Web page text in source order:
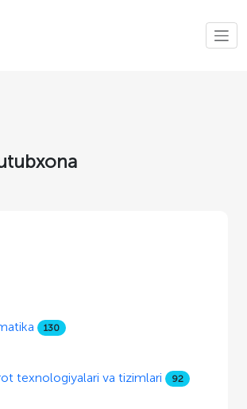
130
texnologiyalari va tizimlari 92